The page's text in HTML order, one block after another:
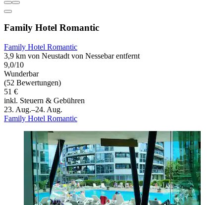
Family Hotel Romantic
Family Hotel Romantic
3,9 km von Neustadt von Nessebar entfernt
9,0/10
Wunderbar
(52 Bewertungen)
51 €
inkl. Steuern & Gebühren
23. Aug.–24. Aug.
Family Hotel Romantic